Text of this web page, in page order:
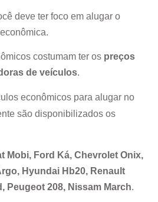
deve ter foco em alugar o
costumam ter os preços
de veículos.
econômicos para alugar no
são disponibilizados os
Mobi, Ford Ká, Chevrolet Onix,
Hyundai Hb20, Renault
Peugeot 208, Nissam March.